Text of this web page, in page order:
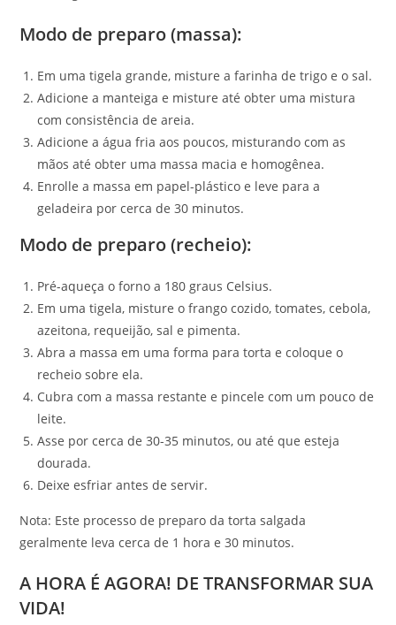
Modo de preparo (massa):
Em uma tigela grande, misture a farinha de trigo e o sal.
Adicione a manteiga e misture até obter uma mistura
com consistência de areia.
Adicione a água fria aos poucos, misturando com as
mãos até obter uma massa macia e homogênea.
Enrolle a massa em papel-plástico e leve para a
geladeira por cerca de 30 minutos.
Modo de preparo (recheio):
Pré-aqueça o forno a 180 graus Celsius.
Em uma tigela, misture o frango cozido, tomates, cebola,
azeitona, requeijão, sal e pimenta.
Abra a massa em uma forma para torta e coloque o
recheio sobre ela.
Cubra com a massa restante e pincele com um pouco de
leite.
Asse por cerca de 30-35 minutos, ou até que esteja
dourada.
Deixe esfriar antes de servir.
Nota: Este processo de preparo da torta salgada
geralmente leva cerca de 1 hora e 30 minutos.
A HORA É AGORA! DE TRANSFORMAR SUA
VIDA!